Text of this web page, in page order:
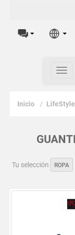
Inicio
Tu selección ROPA